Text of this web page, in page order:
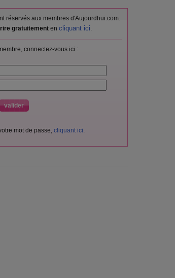
réservés aux membres d'Aujourdhui.com.
gratuitementen cliquant ici.
connectez-vous ici :
mot de passe, cliquant ici.